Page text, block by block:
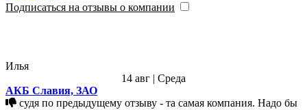
Подписаться на отзывы о компании
Илья
14 авг | Среда
АКБ Славия, ЗАО